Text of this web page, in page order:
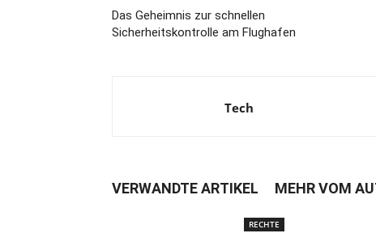
Das Geheimnis zur schnellen
Sicherheitskontrolle am Flughafen
Tech
VERWANDTE ARTIKEL MEHR VOM
RECHTE